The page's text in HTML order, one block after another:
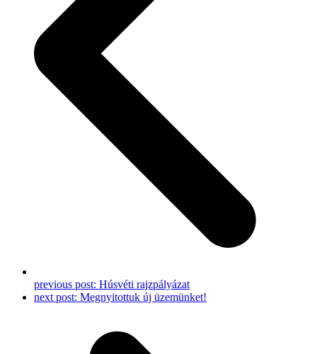
previous post: Húsvéti rajzpályázat
next post: Megnyitottuk új üzemünket!